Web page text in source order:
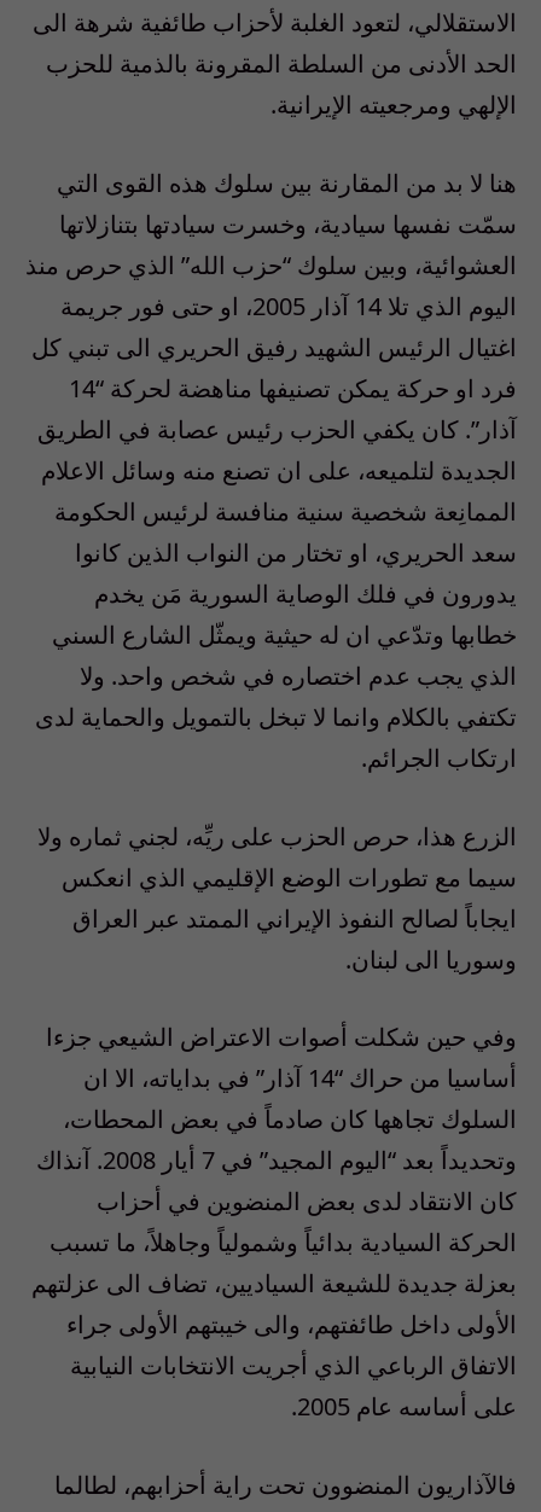
الاستقلالي، لتعود الغلبة لأحزاب طائفية شرهة الى
الحد الأدنى من السلطة المقرونة بالذمية للحزب
الإلهي ومرجعيته الإيرانية.
هنا لا بد من المقارنة بين سلوك هذه القوى التي
سمّت نفسها سيادية، وخسرت سيادتها بتنازلاتها
العشوائية، وبين سلوك “حزب الله” الذي حرص منذ
اليوم الذي تلا 14 آذار 2005، او حتى فور جريمة
اغتيال الرئيس الشهيد رفيق الحريري الى تبني كل
فرد او حركة يمكن تصنيفها مناهضة لحركة “14
آذار”. كان يكفي الحزب رئيس عصابة في الطريق
الجديدة لتلميعه، على ان تصنع منه وسائل الاعلام
الممانِعة شخصية سنية منافسة لرئيس الحكومة
سعد الحريري، او تختار من النواب الذين كانوا
يدورون في فلك الوصاية السورية مَن يخدم
خطابها وتدّعي ان له حيثية ويمثّل الشارع السني
الذي يجب عدم اختصاره في شخص واحد. ولا
تكتفي بالكلام وانما لا تبخل بالتمويل والحماية لدى
ارتكاب الجرائم.
الزرع هذا، حرص الحزب على ريِّه، لجني ثماره ولا
سيما مع تطورات الوضع الإقليمي الذي انعكس
ايجاباً لصالح النفوذ الإيراني الممتد عبر العراق
وسوريا الى لبنان.
وفي حين شكلت أصوات الاعتراض الشيعي جزءا
أساسيا من حراك “14 آذار” في بداياته، الا ان
السلوك تجاهها كان صادماً في بعض المحطات،
وتحديداً بعد “اليوم المجيد” في 7 أيار 2008. آنذاك
كان الانتقاد لدى بعض المنضوين في أحزاب
الحركة السيادية بدائياً وشمولياً وجاهلاً، ما تسبب
بعزلة جديدة للشيعة السياديين، تضاف الى عزلتهم
الأولى داخل طائفتهم، والى خيبتهم الأولى جراء
الاتفاق الرباعي الذي أجريت الانتخابات النيابية
على أساسه عام 2005.
فالآذاريون المنضوون تحت راية أحزابهم، لطالما